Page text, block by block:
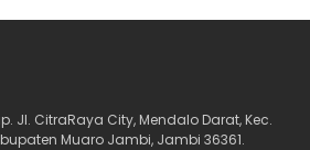
Jl. CitraRaya City, Mendalo Darat, Kec.
Muaro Jambi, Jambi 36361.